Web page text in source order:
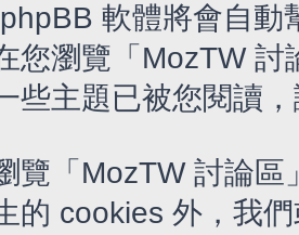
軟體將會自動
您瀏覽「MozTW
些主題已被您閱讀
覽「MozTW 討論
的 cookies 外，我